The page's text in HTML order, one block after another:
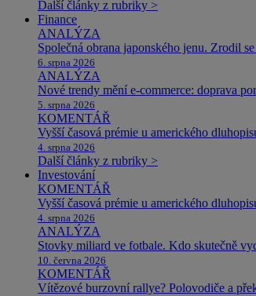
Další články z rubriky >
Finance
ANALÝZA
Společná obrana japonského jenu. Zrodil
6. srpna 2026
ANALÝZA
Nové trendy mění e-commerce: doprava
5. srpna 2026
KOMENTÁŘ
Vyšší časová prémie u amerického
4. srpna 2026
Další články z rubriky >
Investování
KOMENTÁŘ
Vyšší časová prémie u amerického
4. srpna 2026
ANALÝZA
Stovky miliard ve fotbale. Kdo skutečně
10. června 2026
KOMENTÁŘ
Vítězové burzovní rallye? Polovodiče a